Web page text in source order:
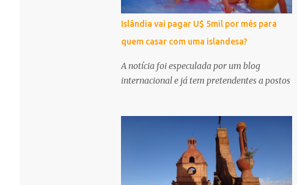
Islândia vai pagar U$ 5mil por mês para
quem casar com uma islandesa?
A notícia foi especulada por um blog
internacional e já tem pretendentes a postos